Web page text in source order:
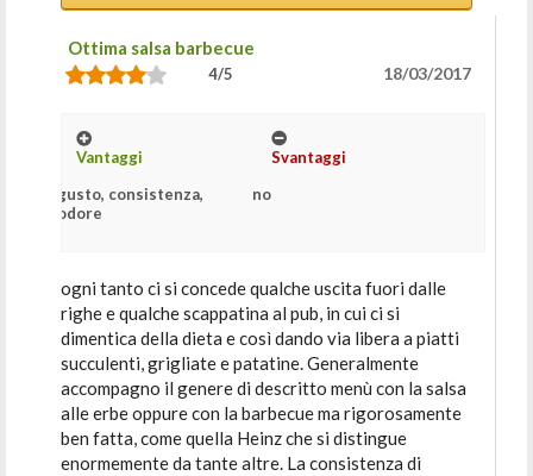
Ottima salsa barbecue
4/5 18/03/2017
Vantaggi
gusto, consistenza,
odore
Svantaggi
no
ogni tanto ci si concede qualche uscita fuori dalle
righe e qualche scappatina al pub, in cui ci si
dimentica della dieta e così dando via libera a piatti
succulenti, grigliate e patatine. Generalmente
accompagno il genere di descritto menù con la salsa
alle erbe oppure con la barbecue ma rigorosamente
ben fatta, come quella Heinz che si distingue
enormemente da tante altre. La consistenza di